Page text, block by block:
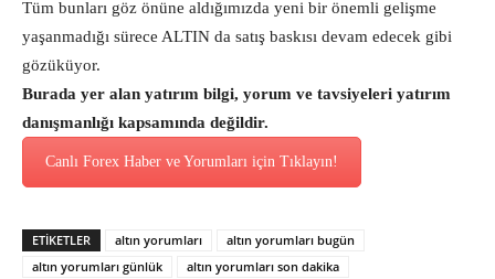
Tüm bunları göz önüne aldığımızda yeni bir önemli gelişme
yaşanmadığı sürece ALTIN da satış baskısı devam edecek gibi
gözüküyor.
Burada yer alan yatırım bilgi, yorum ve tavsiyeleri yatırım
danışmanlığı kapsamında değildir.
Canlı Forex Haber ve Yorumları için Tıklayın!
ETİKETLER altın yorumları
altın yorumları bugün
altın yorumları günlük
altın yorumları son dakika